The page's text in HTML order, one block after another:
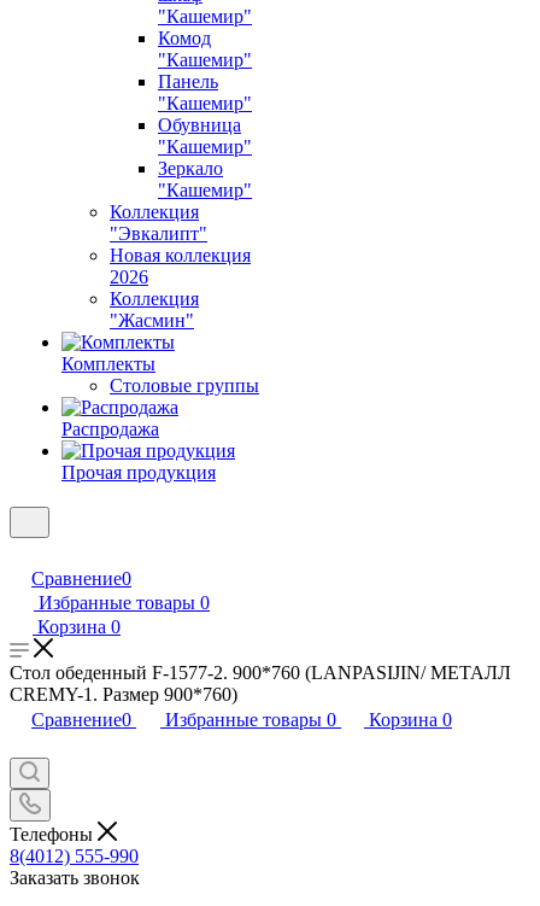
"Кашемир"
Комод
"Кашемир"
Панель
"Кашемир"
Обувница
"Кашемир"
Зеркало
"Кашемир"
Коллекция
"Эвкалипт"
Новая коллекция
2026
Коллекция
"Жасмин"
Комплекты
Столовые группы
Распродажа
Прочая продукция
Сравнение0
Избранные товары 0
Корзина 0
Стол обеденный F-1577-2. 900*760 (LANPASIJIN/ МЕТАЛЛ
CREMY-1. Размер 900*760)
Сравнение0 Избранные товары 0 Корзина 0
Телефоны
8(4012) 555-990
Заказать звонок